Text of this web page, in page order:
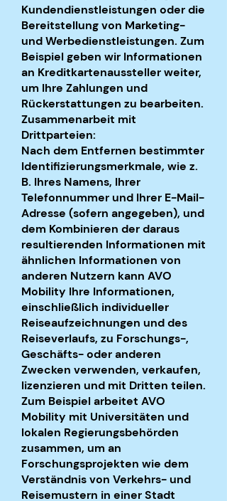
Kundendienstleistungen oder die
Bereitstellung von Marketing-
und Werbedienstleistungen. Zum
Beispiel geben wir Informationen
an Kreditkartenaussteller weiter,
um Ihre Zahlungen und
Rückerstattungen zu bearbeiten.
Zusammenarbeit mit
Drittparteien:
Nach dem Entfernen bestimmter
Identifizierungsmerkmale, wie z.
B. Ihres Namens, Ihrer
Telefonnummer und Ihrer E-Mail-
Adresse (sofern angegeben), und
dem Kombinieren der daraus
resultierenden Informationen mit
ähnlichen Informationen von
anderen Nutzern kann AVO
Mobility Ihre Informationen,
einschließlich individueller
Reiseaufzeichnungen und des
Reiseverlaufs, zu Forschungs-,
Geschäfts- oder anderen
Zwecken verwenden, verkaufen,
lizenzieren und mit Dritten teilen.
Zum Beispiel arbeitet AVO
Mobility mit Universitäten und
lokalen Regierungsbehörden
zusammen, um an
Forschungsprojekten wie dem
Verständnis von Verkehrs- und
Reisemustern in einer Stadt